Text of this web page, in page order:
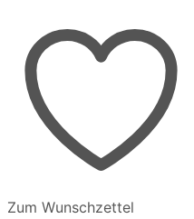
Zum Wunschzettel